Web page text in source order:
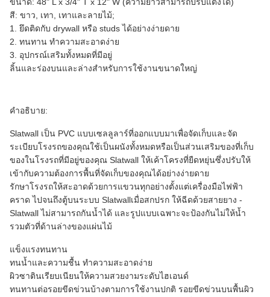
สี: ขาว, เทา, เทาและลายไม้;
1. ยึดติดกับ drywall หรือ studs ได้อย่างง่ายดาย
2. ทนทาน ทำความสะอาดง่าย
3. อุปกรณ์เสริมทั้งหมดที่มีอยู่
ลิ้นและร่องบนและล่างสำหรับการใช้งานขนาดใหญ่
คำอธิบาย:
Slatwall เป็น PVC แบบเซลลูลาร์ที่ออกแบบมาเพื่อจัดเก็บและจัด
ระเบียบโรงรถของคุณใช้เป็นผนังทั้งหมดหรือเป็นส่วนเสริมของที่เก็บ
ของในโรงรถที่มีอยู่ของคุณ Slatwall ให้เค้าโครงที่ยืดหยุ่นซึ่งปรับให้
เข้ากับความต้องการพื้นที่จัดเก็บของคุณได้อย่างง่ายดาย
รักษาโรงรถให้สะอาดด้วยการแขวนทุกอย่างตั้งแต่เครื่องมือไฟฟ้า
คราด ไปจนถึงตู้บนระบบ Slatwallเมื่อสกปรก ให้ฉีดด้วยสายยาง -
Slatwall ไม่สามารถกันน้ำได้ และรูปแบบเฉพาะจะป้องกันไม่ให้น้ำ
รวมตัวที่ด้านล่างของแผ่นไม้
แข็งแรงทนทาน
ทนน้ำและความชื้น ทำความสะอาดง่าย
ผิวซาตินเรียบเนียนให้ความสวยงามระดับไฮเอนด์
ทนทานต่อรอยขีดข่วนบ้างตามการใช้งานปกติ รอยขีดข่วนบนพื้นผิว